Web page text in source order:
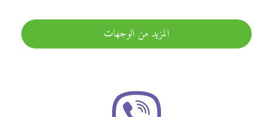
المزيد من الوجهات